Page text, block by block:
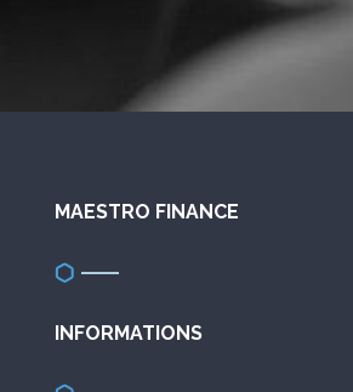
MAESTRO FINANCE
INFORMATIONS